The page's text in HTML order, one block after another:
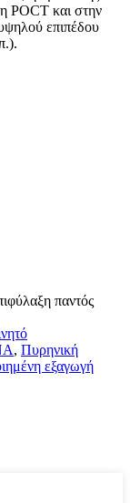
POCT και στην
επιπέδου
παντός
, Πυρηνική
εξαγωγή